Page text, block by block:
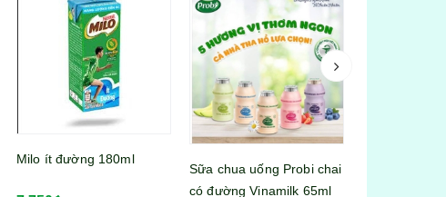
Sữa chua uống Probi chai
Sữa chua uống Probi có
đường Vinamilk 130ml